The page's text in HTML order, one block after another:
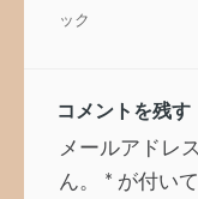
ゲ
ョ
ン
ック
コメントを残す
メールアドレ
ん。
* が付い